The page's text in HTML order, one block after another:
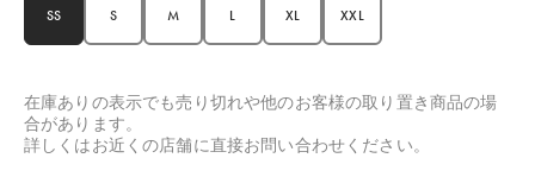
SS S M L XL XXL
在庫ありの表示でも売り切れや他のお客様の取り置き商品の場
合があります。
詳しくはお近くの店舗に直接お問い合わせください。